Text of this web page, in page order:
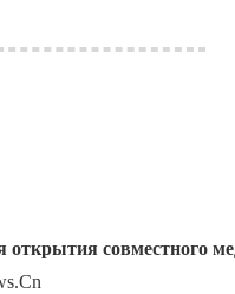
открытия совместного